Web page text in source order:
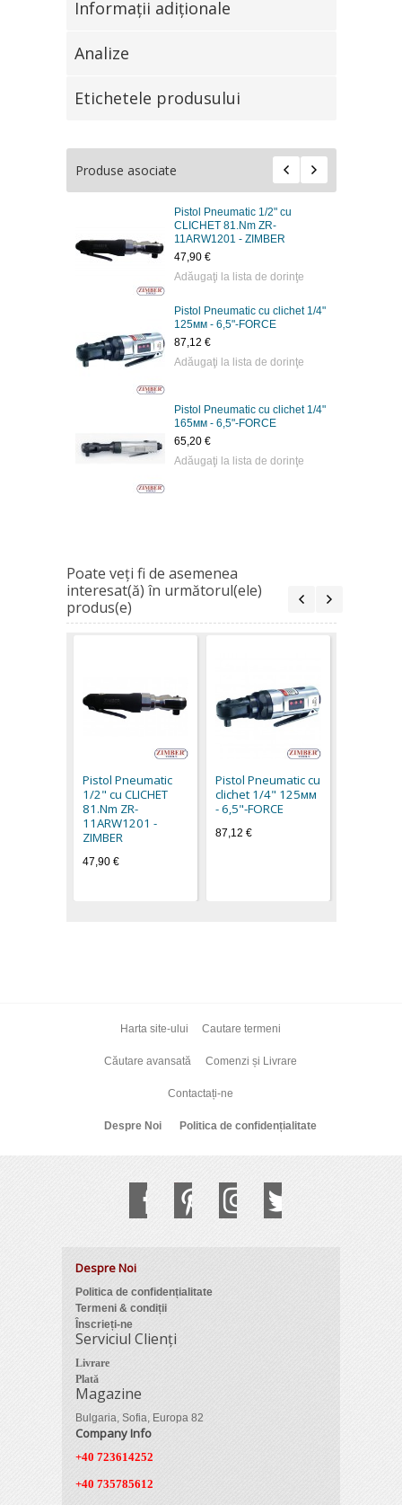
Informaţii adiţionale
Analize
Etichetele produsului
Produse asociate
Pistol Pneumatic 1/2" cu
CLICHET 81.Nm ZR-
11ARW1201 - ZIMBER
47,90 €
Adăugaţi la lista de dorinţe
Pistol Pneumatic cu clichet 1/4"
125мм - 6,5"-FORCE
87,12 €
Adăugaţi la lista de dorinţe
Pistol Pneumatic cu clichet 1/4"
165мм - 6,5"-FORCE
65,20 €
Adăugaţi la lista de dorinţe
Poate veţi fi de asemenea
interesat(ă) în următorul(ele)
produs(e)
Pistol Pneumatic
1/2" cu CLICHET
81.Nm ZR-
11ARW1201 -
ZIMBER
47,90 €
Pistol Pneumatic cu
clichet 1/4" 125мм
- 6,5"-FORCE
87,12 €
Harta site-ului Cautare termeni
Căutare avansată Comenzi și Livrare
Contactați-ne
Despre Noi Politica de confidențialitate
Despre Noi
Politica de confidențialitate
Termeni & condiții
Înscrieți-ne
Serviciul Clienți
Livrare
Plată
Magazine
Bulgaria, Sofia, Europa 82
Company Info
+40 723614252
+40 735785612